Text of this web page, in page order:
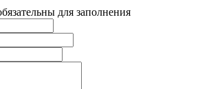
для заполнения